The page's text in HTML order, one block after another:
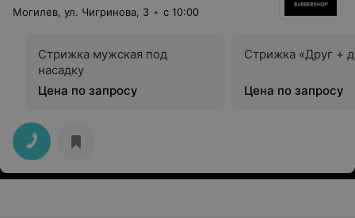
Могилев, ул. Чигринова, 3 с 10:00
Стрижка мужская под
насадку
Цена по запросу
Стрижка «Друг +
Цена по запросу